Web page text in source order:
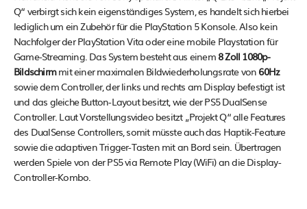
Q“ verbirgt sich kein eigenständiges System, es handelt sich hierbei
lediglich um ein Zubehör für die PlayStation 5 Konsole. Also kein
Nachfolger der PlayStation Vita oder eine mobile Playstation für
Game-Streaming. Das System besteht aus einem 8 Zoll 1080p-
Bildschirmmit einer maximalen Bildwiederholungsrate von 60Hz
sowie dem Controller, der links und rechts am Display befestigt ist
und das gleiche Button-Layout besitzt, wie der PS5 DualSense
Controller. Laut Vorstellungsvideo besitzt „Projekt Q“ alle Features
des DualSense Controllers, somit müsste auch das Haptik-Feature
sowie die adaptiven Trigger-Tasten mit an Bord sein. Übertragen
werden Spiele von der PS5 via Remote Play (WiFi) an die Display-
Controller-Kombo.